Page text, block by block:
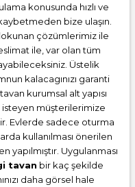
konusunda hızlı ve
bize ulaşın.
çözümlerimiz ile
ile, var olan tüm
Üstelik
kalacagınızı garanti
kurumsal alt yapısı
müşterilerimize
Evlerde sadece oturma
kullanılması önerilen
Uygulanması
tavan bir kaç şekilde
daha görsel hale